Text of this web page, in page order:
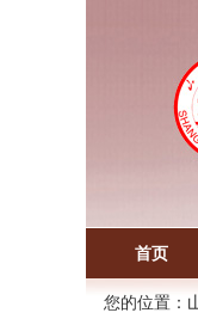
首页
您的位置：